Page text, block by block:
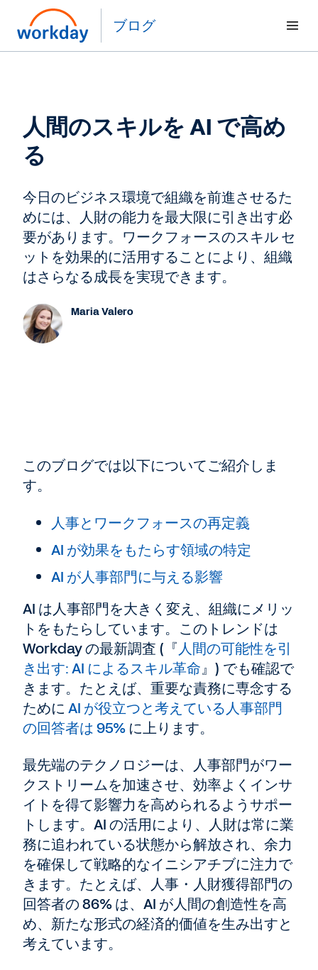
ブログ
人間のスキルを AI で高め
る
今日のビジネス環境で組織を前進させるた
めには、人財の能力を最大限に引き出す必
要があります。ワークフォースのスキル セ
ットを効果的に活用することにより、組織
はさらなる成長を実現できます。
Maria Valero
このブログでは以下についてご紹介しま
す。
人事とワークフォースの再定義
AI が効果をもたらす領域の特定
AI が人事部門に与える影響
AI は人事部門を大きく変え、組織にメリッ
トをもたらしています。このトレンドは
Workday の最新調査 (『人間の可能性を引
き出す: AI によるスキル革命』) でも確認で
きます。たとえば、重要な責務に専念する
ために AI が役立つと考えている人事部門
の回答者は 95% に上ります。
最先端のテクノロジーは、人事部門がワー
クストリームを加速させ、効率よくインサ
イトを得て影響力を高められるようサポー
トします。AI の活用により、人財は常に業
務に追われている状態から解放され、余力
を確保して戦略的なイニシアチブに注力で
きます。たとえば、人事・人財獲得部門の
回答者の 86% は、AI が人間の創造性を高
め、新たな形式の経済的価値を生み出すと
考えています。